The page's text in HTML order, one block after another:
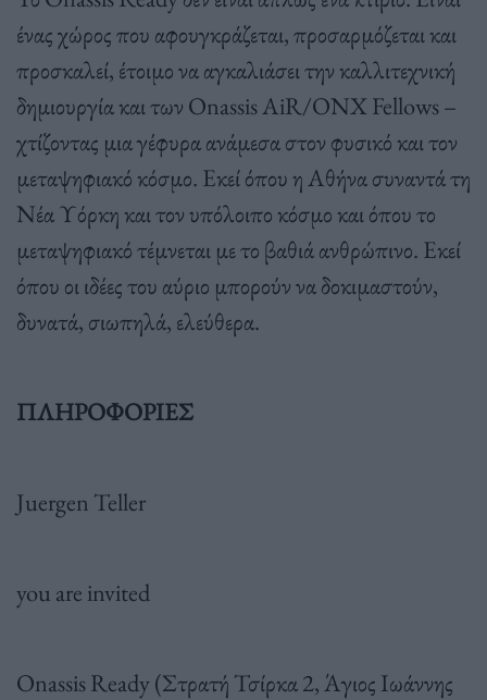
ένας χώρος που αφουγκράζεται, προσαρμόζεται και
προσκαλεί, έτοιμο να αγκαλιάσει την καλλιτεχνική
δημιουργία και των Onassis AiR/ONX Fellows –
χτίζοντας μια γέφυρα ανάμεσα στον φυσικό και τον
μεταψηφιακό κόσμο. Εκεί όπου η Αθήνα συναντά τη
Νέα Υόρκη και τον υπόλοιπο κόσμο και όπου το
μεταψηφιακό τέμνεται με το βαθιά ανθρώπινο. Εκεί
όπου οι ιδέες του αύριο μπορούν να δοκιμαστούν,
δυνατά, σιωπηλά, ελεύθερα.
ΠΛΗΡΟΦΟΡΙΕΣ
Juergen Teller
you are invited
Onassis Ready (Στρατή Τσίρκα 2, Άγιος Ιωάννης